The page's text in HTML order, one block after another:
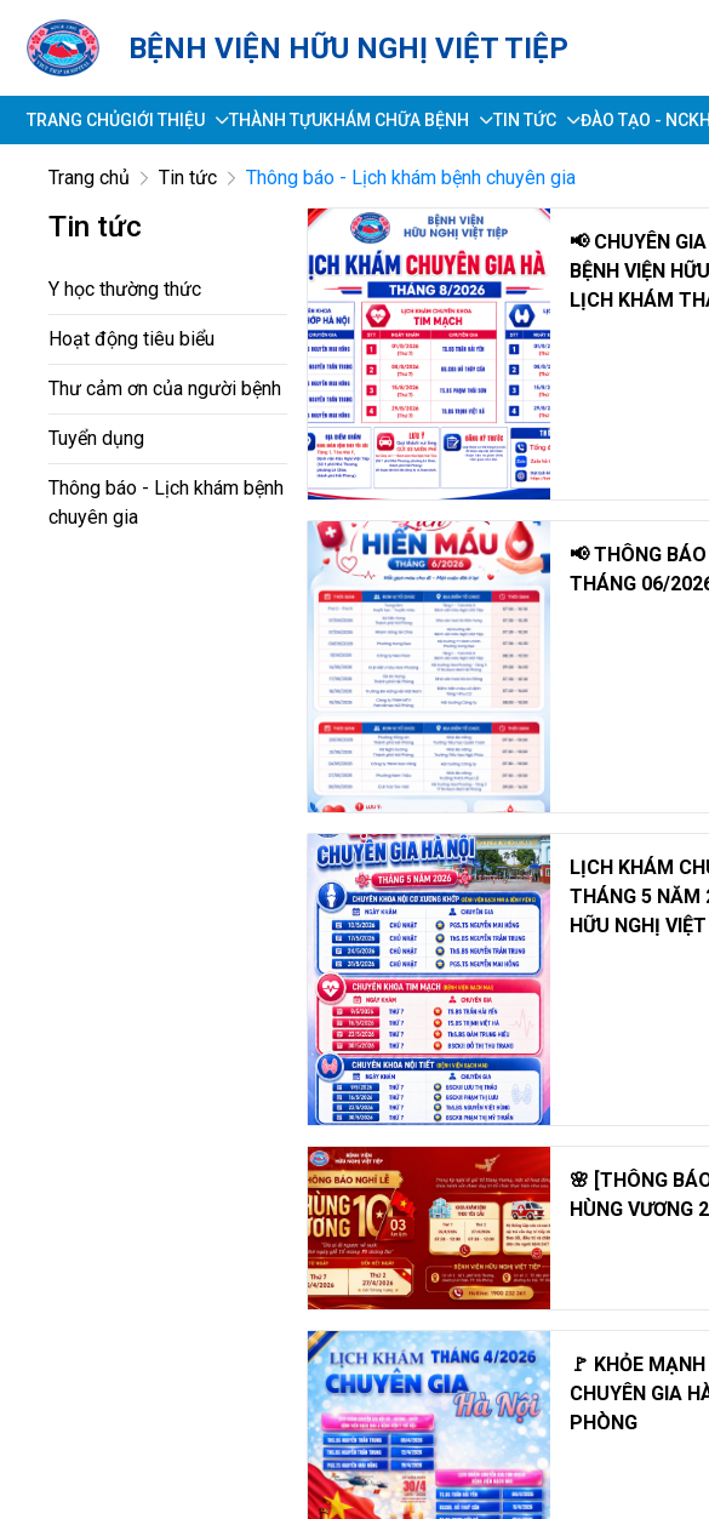
BỆNH VIỆN HỮU NGHỊ VIỆT TIỆP
TRANG CHỦGIỚI THIỆU THÀNH TỰUKHÁM CHỮA BỆNH TIN TỨC ĐÀO TẠO - NCKH
Trang chủ Tin tức Thông báo - Lịch khám bệnh chuyên gia
Tin tức
Y học thường thức
Hoạt động tiêu biểu
Thư cảm ơn của người bệnh
Tuyển dụng
Thông báo - Lịch khám bệnh
chuyên gia
📢 CHUYÊN
BỆNH VIỆN
LỊCH KHÁM
📢 THÔNG
THÁNG 06/
LỊCH KHÁM
THÁNG 5 NĂM
HỮU NGHỊ
🌸 [THÔNG
HÙNG VƯƠNG
🚩 KHỎE
CHUYÊN GIA
PHÒNG